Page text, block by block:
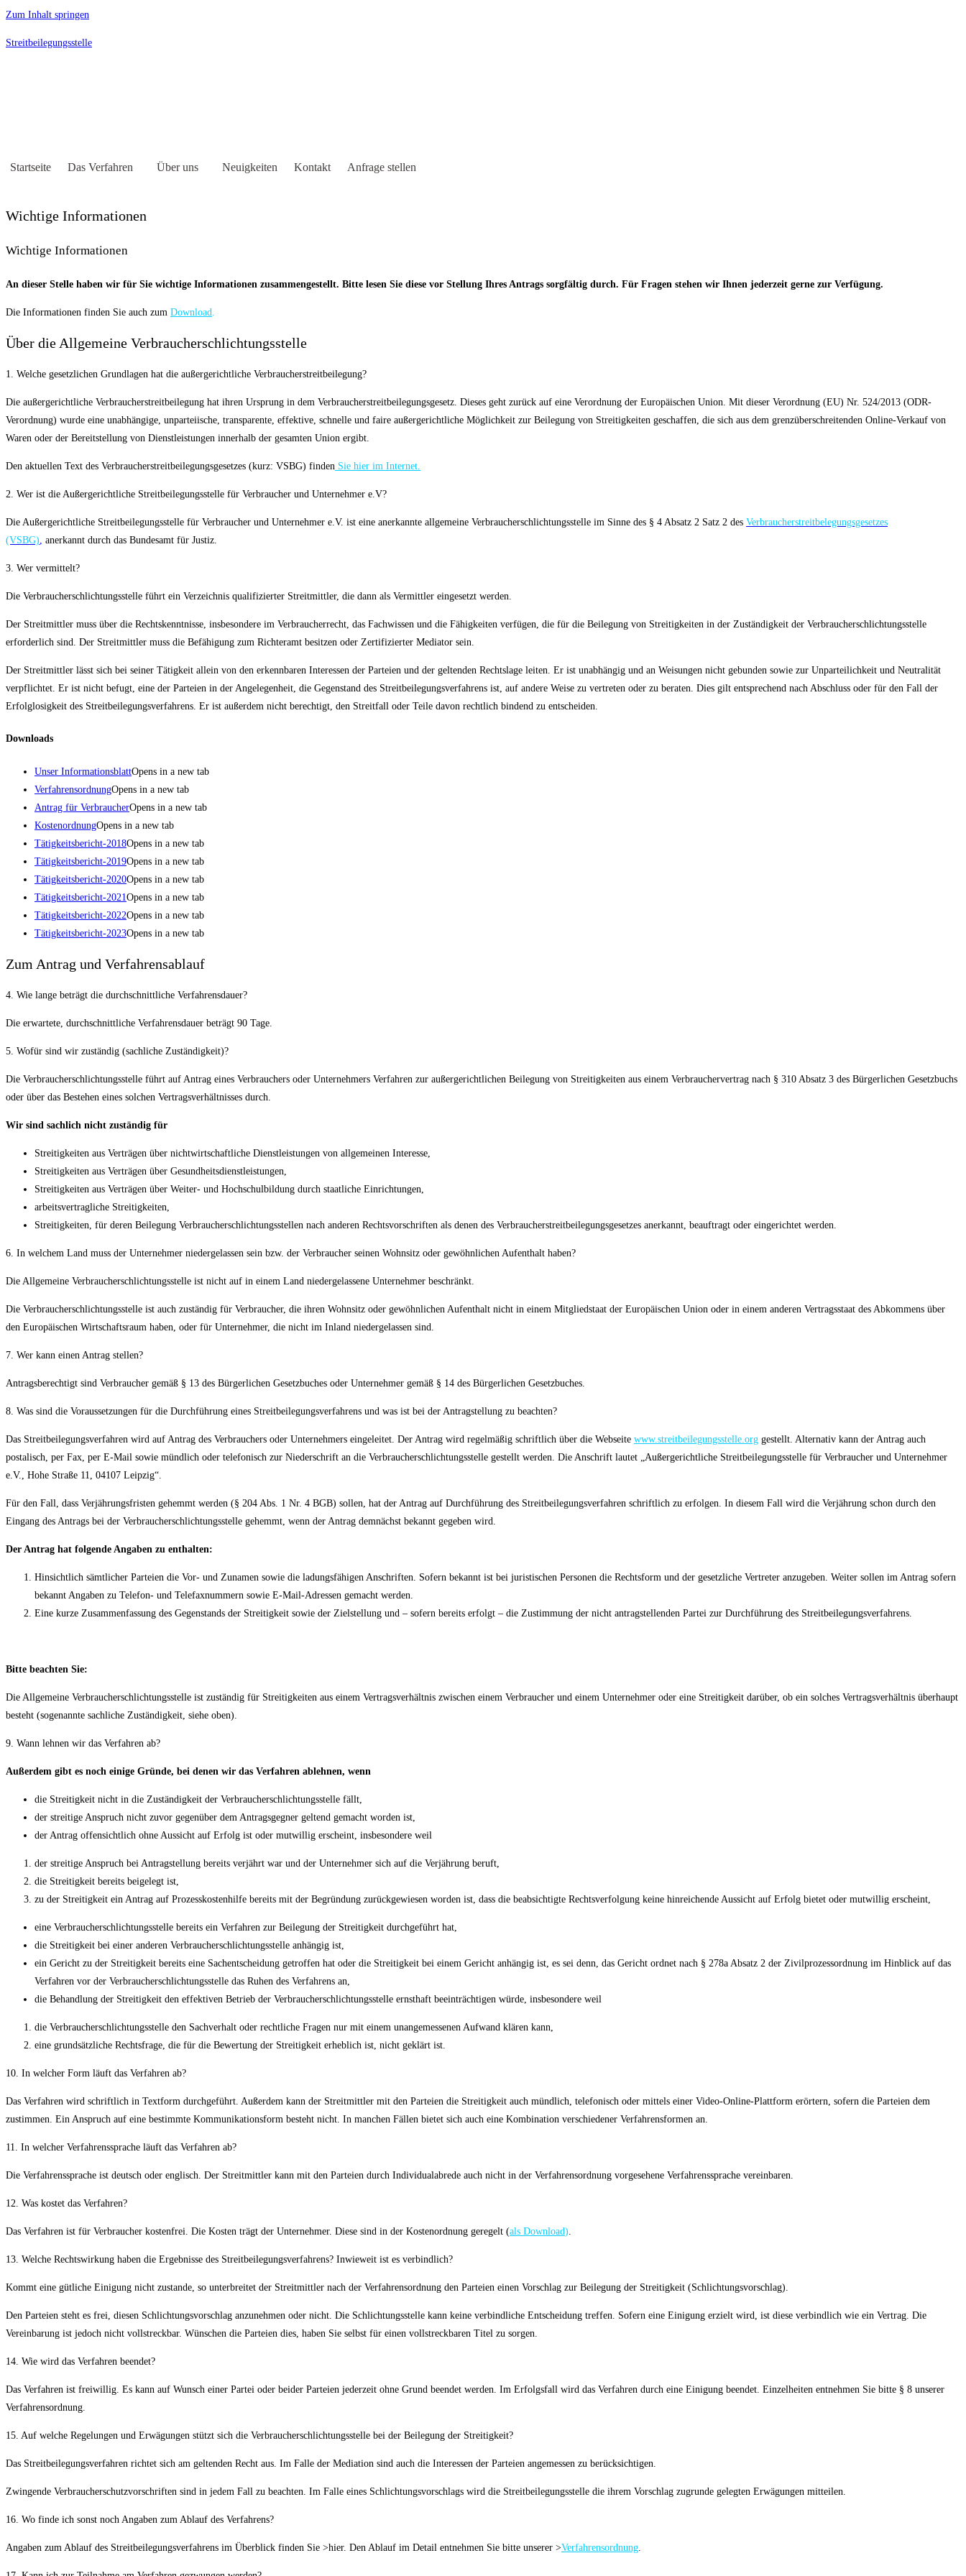
Zum Inhalt springen
Streitbeilegungsstelle
Startseite Das Verfahren Über uns Neuigkeiten Kontakt Anfrage stellen
Wichtige Informationen
Wichtige Informationen
An dieser Stelle haben wir für Sie wichtige Informationen zusammengestellt. Bitte lesen Sie diese vor Stellung Ihres Antrags sorgfältig durch. Für Fragen stehen wir Ihnen jederzeit gerne zur Verfügung.
Die Informationen finden Sie auch zum Download
Über die Allgemeine Verbraucherschlichtungsstelle
1. Welche gesetzlichen Grundlagen hat die außergerichtliche Verbraucherstreitbeilegung?
Die außergerichtliche Verbraucherstreitbeilegung hat ihren Ursprung in dem Verbraucherstreitbeilegungsgesetz. Dieses geht zurück auf eine Verordnung der Europäischen Union. Mit dieser Verordnung (EU) Nr. 524/2013 (ODR-
Verordnung) wurde eine unabhängige, unparteiische, transparente, effektive, schnelle und faire außergerichtliche Möglichkeit zur Beilegung von Streitigkeiten geschaffen, die sich aus dem grenzüberschreitenden Online-Verkauf von
Waren oder der Bereitstellung von Dienstleistungen innerhalb der gesamten Union ergibt.
Den aktuellen Text des Verbraucherstreitbeilegungsgesetzes (kurz: VSBG) finden Sie hier im Internet.
2. Wer ist die Außergerichtliche Streitbeilegungsstelle für Verbraucher und Unternehmer e.V?
Die Außergerichtliche Streitbeilegungsstelle für Verbraucher und Unternehmer e.V. ist eine anerkannte allgemeine Verbraucherschlichtungsstelle im Sinne des § 4 Absatz 2 Satz 2 des Verbraucherstreitbelegungsgesetzes
(VSBG) anerkannt durch das Bundesamt für Justiz.
3. Wer vermittelt?
Die Verbraucherschlichtungsstelle führt ein Verzeichnis qualifizierter Streitmittler, die dann als Vermittler eingesetzt werden.
Der Streitmittler muss über die Rechtskenntnisse, insbesondere im Verbraucherrecht, das Fachwissen und die Fähigkeiten verfügen, die für die Beilegung von Streitigkeiten in der Zuständigkeit der Verbraucherschlichtungsstelle
erforderlich sind. Der Streitmittler muss die Befähigung zum Richteramt besitzen oder Zertifizierter Mediator sein.
Der Streitmittler lässt sich bei seiner Tätigkeit allein von den erkennbaren Interessen der Parteien und der geltenden Rechtslage leiten. Er ist unabhängig und an Weisungen nicht gebunden sowie zur Unparteilichkeit und Neutralität
verpflichtet. Er ist nicht befugt, eine der Parteien in der Angelegenheit, die Gegenstand des Streitbeilegungsverfahrens ist, auf andere Weise zu vertreten oder zu beraten. Dies gilt entsprechend nach Abschluss oder für den Fall der
Erfolglosigkeit des Streitbeilegungsverfahrens. Er ist außerdem nicht berechtigt, den Streitfall oder Teile davon rechtlich bindend zu entscheiden.
Downloads
Unser InformationsblattOpens in a new tab
VerfahrensordnungOpens in a new tab
Antrag für VerbraucherOpens in a new tab
KostenordnungOpens in a new tab
Tätigkeitsbericht-2018Opens in a new tab
Tätigkeitsbericht-2019Opens in a new tab
Tätigkeitsbericht-2020Opens in a new tab
Tätigkeitsbericht-2021Opens in a new tab
Tätigkeitsbericht-2022Opens in a new tab
Tätigkeitsbericht-2023Opens in a new tab
Zum Antrag und Verfahrensablauf
4. Wie lange beträgt die durchschnittliche Verfahrensdauer?
Die erwartete, durchschnittliche Verfahrensdauer beträgt 90 Tage.
5. Wofür sind wir zuständig (sachliche Zuständigkeit)?
Die Verbraucherschlichtungsstelle führt auf Antrag eines Verbrauchers oder Unternehmers Verfahren zur außergerichtlichen Beilegung von Streitigkeiten aus einem Verbrauchervertrag nach § 310 Absatz 3 des Bürgerlichen Gesetzbuchs
oder über das Bestehen eines solchen Vertragsverhältnisses durch.
Wir sind sachlich nicht zuständig für
Streitigkeiten aus Verträgen über nichtwirtschaftliche Dienstleistungen von allgemeinen Interesse,
Streitigkeiten aus Verträgen über Gesundheitsdienstleistungen,
Streitigkeiten aus Verträgen über Weiter- und Hochschulbildung durch staatliche Einrichtungen,
arbeitsvertragliche Streitigkeiten,
Streitigkeiten, für deren Beilegung Verbraucherschlichtungsstellen nach anderen Rechtsvorschriften als denen des Verbraucherstreitbeilegungsgesetzes anerkannt, beauftragt oder eingerichtet werden.
6. In welchem Land muss der Unternehmer niedergelassen sein bzw. der Verbraucher seinen Wohnsitz oder gewöhnlichen Aufenthalt haben?
Die Allgemeine Verbraucherschlichtungsstelle ist nicht auf in einem Land niedergelassene Unternehmer beschränkt.
Die Verbraucherschlichtungsstelle ist auch zuständig für Verbraucher, die ihren Wohnsitz oder gewöhnlichen Aufenthalt nicht in einem Mitgliedstaat der Europäischen Union oder in einem anderen Vertragsstaat des Abkommens über
den Europäischen Wirtschaftsraum haben, oder für Unternehmer, die nicht im Inland niedergelassen sind.
7. Wer kann einen Antrag stellen?
Antragsberechtigt sind Verbraucher gemäß § 13 des Bürgerlichen Gesetzbuches oder Unternehmer gemäß § 14 des Bürgerlichen Gesetzbuches.
8. Was sind die Voraussetzungen für die Durchführung eines Streitbeilegungsverfahrens und was ist bei der Antragstellung zu beachten?
Das Streitbeilegungsverfahren wird auf Antrag des Verbrauchers oder Unternehmers eingeleitet. Der Antrag wird regelmäßig schriftlich über die Webseite www.streitbeilegungsstelle.org gestellt. Alternativ kann der Antrag auch
postalisch, per Fax, per E-Mail sowie mündlich oder telefonisch zur Niederschrift an die Verbraucherschlichtungsstelle gestellt werden. Die Anschrift lautet „Außergerichtliche Streitbeilegungsstelle für Verbraucher und Unternehmer
e.V., Hohe Straße 11, 04107 Leipzig“.
Für den Fall, dass Verjährungsfristen gehemmt werden (§ 204 Abs. 1 Nr. 4 BGB) sollen, hat der Antrag auf Durchführung des Streitbeilegungsverfahren schriftlich zu erfolgen. In diesem Fall wird die Verjährung schon durch den
Eingang des Antrags bei der Verbraucherschlichtungsstelle gehemmt, wenn der Antrag demnächst bekannt gegeben wird.
Der Antrag hat folgende Angaben zu enthalten:
Hinsichtlich sämtlicher Parteien die Vor- und Zunamen sowie die ladungsfähigen Anschriften. Sofern bekannt ist bei juristischen Personen die Rechtsform und der gesetzliche Vertreter anzugeben. Weiter sollen im Antrag sofern
bekannt Angaben zu Telefon- und Telefaxnummern sowie E-Mail-Adressen gemacht werden.
Eine kurze Zusammenfassung des Gegenstands der Streitigkeit sowie der Zielstellung und – sofern bereits erfolgt – die Zustimmung der nicht antragstellenden Partei zur Durchführung des Streitbeilegungsverfahrens.
Bitte beachten Sie:
Die Allgemeine Verbraucherschlichtungsstelle ist zuständig für Streitigkeiten aus einem Vertragsverhältnis zwischen einem Verbraucher und einem Unternehmer oder eine Streitigkeit darüber, ob ein solches Vertragsverhältnis überhaupt
besteht (sogenannte sachliche Zuständigkeit, siehe oben).
9. Wann lehnen wir das Verfahren ab?
Außerdem gibt es noch einige Gründe, bei denen wir das Verfahren ablehnen, wenn
die Streitigkeit nicht in die Zuständigkeit der Verbraucherschlichtungsstelle fällt,
der streitige Anspruch nicht zuvor gegenüber dem Antragsgegner geltend gemacht worden ist,
der Antrag offensichtlich ohne Aussicht auf Erfolg ist oder mutwillig erscheint, insbesondere weil
der streitige Anspruch bei Antragstellung bereits verjährt war und der Unternehmer sich auf die Verjährung beruft,
die Streitigkeit bereits beigelegt ist,
zu der Streitigkeit ein Antrag auf Prozesskostenhilfe bereits mit der Begründung zurückgewiesen worden ist, dass die beabsichtigte Rechtsverfolgung keine hinreichende Aussicht auf Erfolg bietet oder mutwillig erscheint,
eine Verbraucherschlichtungsstelle bereits ein Verfahren zur Beilegung der Streitigkeit durchgeführt hat,
die Streitigkeit bei einer anderen Verbraucherschlichtungsstelle anhängig ist,
ein Gericht zu der Streitigkeit bereits eine Sachentscheidung getroffen hat oder die Streitigkeit bei einem Gericht anhängig ist, es sei denn, das Gericht ordnet nach § 278a Absatz 2 der Zivilprozessordnung im Hinblick auf das
Verfahren vor der Verbraucherschlichtungsstelle das Ruhen des Verfahrens an,
die Behandlung der Streitigkeit den effektiven Betrieb der Verbraucherschlichtungsstelle ernsthaft beeinträchtigen würde, insbesondere weil
die Verbraucherschlichtungsstelle den Sachverhalt oder rechtliche Fragen nur mit einem unangemessenen Aufwand klären kann,
eine grundsätzliche Rechtsfrage, die für die Bewertung der Streitigkeit erheblich ist, nicht geklärt ist.
10. In welcher Form läuft das Verfahren ab?
Das Verfahren wird schriftlich in Textform durchgeführt. Außerdem kann der Streitmittler mit den Parteien die Streitigkeit auch mündlich, telefonisch oder mittels einer Video-Online-Plattform erörtern, sofern die Parteien dem
zustimmen. Ein Anspruch auf eine bestimmte Kommunikationsform besteht nicht. In manchen Fällen bietet sich auch eine Kombination verschiedener Verfahrensformen an.
11. In welcher Verfahrenssprache läuft das Verfahren ab?
Die Verfahrenssprache ist deutsch oder englisch. Der Streitmittler kann mit den Parteien durch Individualabrede auch nicht in der Verfahrensordnung vorgesehene Verfahrenssprache vereinbaren.
12. Was kostet das Verfahren?
Das Verfahren ist für Verbraucher kostenfrei. Die Kosten trägt der Unternehmer. Diese sind in der Kostenordnung geregelt (als Download)
13. Welche Rechtswirkung haben die Ergebnisse des Streitbeilegungsverfahrens? Inwieweit ist es verbindlich?
Kommt eine gütliche Einigung nicht zustande, so unterbreitet der Streitmittler nach der Verfahrensordnung den Parteien einen Vorschlag zur Beilegung der Streitigkeit (Schlichtungsvorschlag).
Den Parteien steht es frei, diesen Schlichtungsvorschlag anzunehmen oder nicht. Die Schlichtungsstelle kann keine verbindliche Entscheidung treffen. Sofern eine Einigung erzielt wird, ist diese verbindlich wie ein Vertrag. Die
Vereinbarung ist jedoch nicht vollstreckbar. Wünschen die Parteien dies, haben Sie selbst für einen vollstreckbaren Titel zu sorgen.
14. Wie wird das Verfahren beendet?
Das Verfahren ist freiwillig. Es kann auf Wunsch einer Partei oder beider Parteien jederzeit ohne Grund beendet werden. Im Erfolgsfall wird das Verfahren durch eine Einigung beendet. Einzelheiten entnehmen Sie bitte § 8 unserer
Verfahrensordnung.
15. Auf welche Regelungen und Erwägungen stützt sich die Verbraucherschlichtungsstelle bei der Beilegung der Streitigkeit?
Das Streitbeilegungsverfahren richtet sich am geltenden Recht aus. Im Falle der Mediation sind auch die Interessen der Parteien angemessen zu berücksichtigen.
Zwingende Verbraucherschutzvorschriften sind in jedem Fall zu beachten. Im Falle eines Schlichtungsvorschlags wird die Streitbeilegungsstelle die ihrem Vorschlag zugrunde gelegten Erwägungen mitteilen.
16. Wo finde ich sonst noch Angaben zum Ablauf des Verfahrens?
Angaben zum Ablauf des Streitbeilegungsverfahrens im Überblick finden Sie >hier. Den Ablauf im Detail entnehmen Sie bitte unserer >Verfahrensordnung